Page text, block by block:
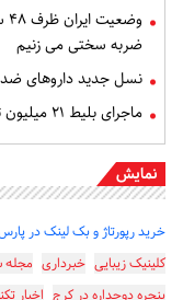
ضربه سختی می زنیم
نسل جدید داروهای
ماجرای بلیط ۲۱ میلیون تومانی تهران - اصفهان چه بود؟
نمایش
خرید رپورتاژ و بک لینک در پارس
کلینیک زیبایی خبرداری
پنجره دوجداره در کرج اخبار